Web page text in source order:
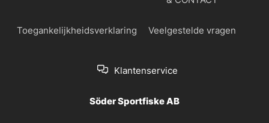
Toegankelijkheidsverklaring Veelgestelde vragen
Klantenservice
Söder Sportfiske AB